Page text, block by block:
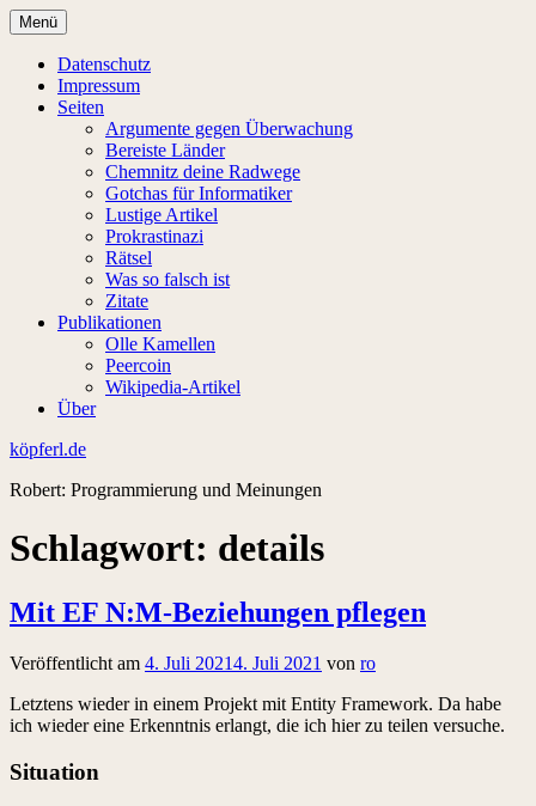
Zum
Inhalt
springen
Menü
Datenschutz
Impressum
Seiten
Argumente gegen Überwachung
Bereiste Länder
Chemnitz deine Radwege
Gotchas für Informatiker
Lustige Artikel
Prokrastinazi
Rätsel
Was so falsch ist
Zitate
Publikationen
Olle Kamellen
Peercoin
Wikipedia-Artikel
Über
köpferl.de
Robert: Programmierung und Meinungen
Schlagwort: details
Mit EF N:M-Beziehungen pflegen
Veröffentlicht am 4. Juli 20214. Juli 2021 von ro
Letztens wieder in einem Projekt mit Entity Framework. Da habe
ich wieder eine Erkenntnis erlangt, die ich hier zu teilen versuche.
Situation